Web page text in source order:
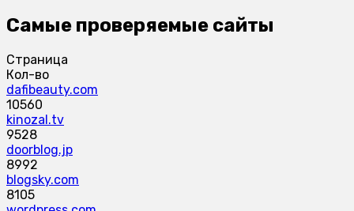
Самые проверяемые сайты
Страница
Кол-во
dafibeauty.com
10560
kinozal.tv
9528
doorblog.jp
8992
blogsky.com
8105